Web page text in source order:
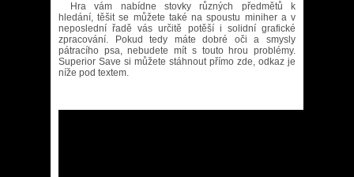
Hra vám nabídne stovky různých předmětů k
hledání, těšit se můžete také na spoustu miniher a v
neposlední řadě vás určitě potěší i solidní grafické
zpracování. Pokud tedy máte dobré oči a smysly
pátracího psa, nebudete mít s touto hrou problémy.
Superior Save si můžete stáhnout přímo zde, odkaz je
níže pod textem.